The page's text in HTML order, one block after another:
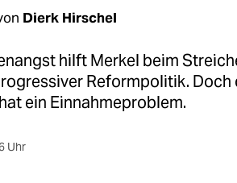
Dierk Hirschel
hilft Merkel beim
Reformpolitik.
ein Einnahmeproblem.
Uhr